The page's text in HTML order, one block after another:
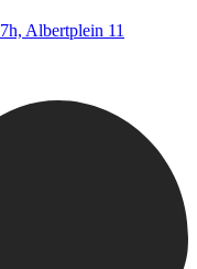
Albertplein 11